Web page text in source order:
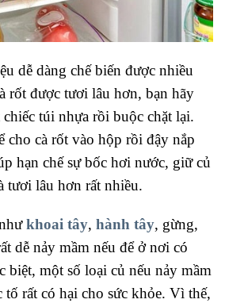
dễ dàng chế biến được nhiều
rốt được tươi lâu hơn, bạn hãy
túi nhựa rồi buộc chặt lại.
cho cà rốt vào hộp rồi đậy nắp
hạn chế sự bốc hơi nước, giữ củ
tươi lâu hơn rất nhiều.
khoai tây, hành tây, gừng,
dễ nảy mầm nếu để ở nơi có
biệt, một số loại củ nếu nảy mầm
tố rất có hại cho sức khỏe. Vì thế,